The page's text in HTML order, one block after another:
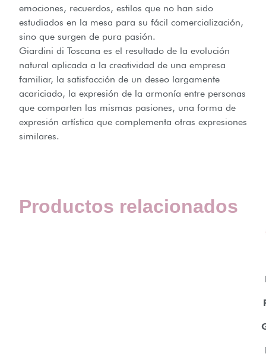
emociones, recuerdos, estilos que no han sido
estudiados en la mesa para su fácil comercialización,
sino que surgen de pura pasión.
​Giardini di Toscana es el resultado de la evolución
natural aplicada a la creatividad de una empresa
familiar, la satisfacción de un deseo largamente
acariciado, la expresión de la armonía entre personas
que comparten las mismas pasiones, una forma de
expresión artística que complementa otras expresiones
similares.
Productos relacionados